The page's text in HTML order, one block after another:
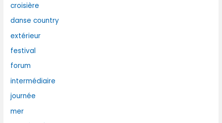
croisière
danse country
extérieur
festival
forum
intermédiaire
journée
mer